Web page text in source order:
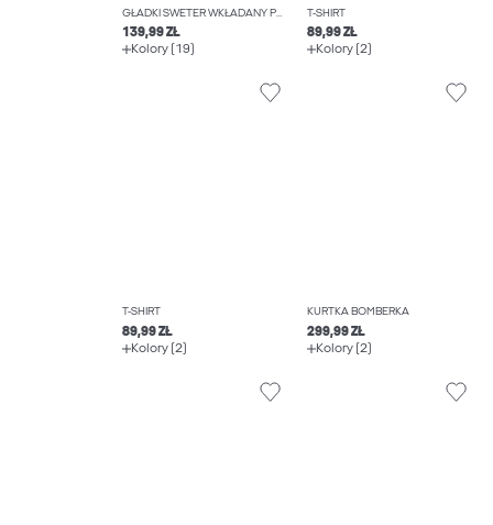
GŁADKI SWETER WKŁADANY PRZEZ GŁOWĘ
139,99 ZŁ
Kolory (19)
T-SHIRT
89,99 ZŁ
Kolory (2)
T-SHIRT
89,99 ZŁ
Kolory (2)
KURTKA BOMBERKA
299,99 ZŁ
Kolory (2)